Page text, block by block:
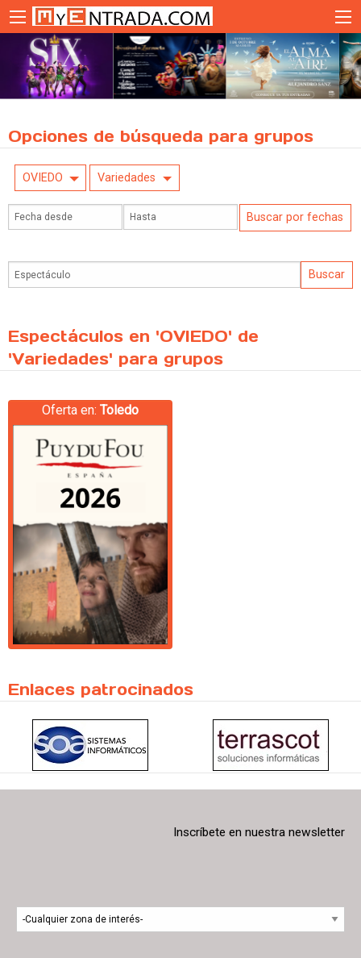
Opciones de búsqueda para grupos
OVIEDO Variedades
Espectáculos en 'OVIEDO' de
'Variedades' para grupos
Oferta en: Toledo
Enlaces patrocinados
Inscríbete en nuestra newsletter